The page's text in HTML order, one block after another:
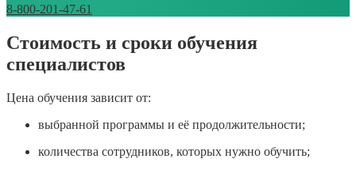
8-800-201-47-61
Стоимость и сроки обучения
специалистов
Цена обучения зависит от:
выбранной программы и её продолжительности;
количества сотрудников, которых нужно обучить;